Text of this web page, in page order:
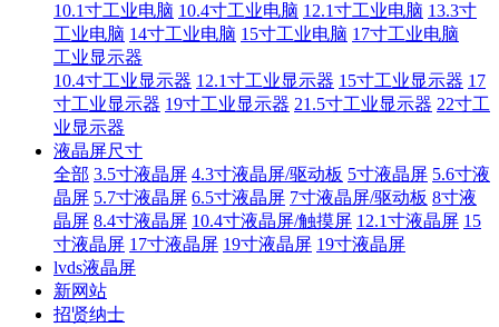
10.1寸工业电脑 10.4寸工业电脑 12.1寸工业电脑 13.3寸
工业电脑 14寸工业电脑 15寸工业电脑 17寸工业电脑
工业显示器
10.4寸工业显示器 12.1寸工业显示器 15寸工业显示器 17
寸工业显示器 19寸工业显示器 21.5寸工业显示器 22寸工
业显示器
液晶屏尺寸
全部 3.5寸液晶屏 4.3寸液晶屏/驱动板 5寸液晶屏 5.6寸液
晶屏 5.7寸液晶屏 6.5寸液晶屏 7寸液晶屏/驱动板 8寸液
晶屏 8.4寸液晶屏 10.4寸液晶屏/触摸屏 12.1寸液晶屏 15
寸液晶屏 17寸液晶屏 19寸液晶屏 19寸液晶屏
lvds液晶屏
新网站
招贤纳士